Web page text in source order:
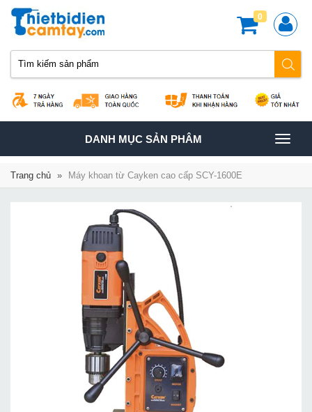
0
TOGGLE
NAVIGATION
DANH MỤC SẢN PHÂM
Trang chủ » Máy khoan từ Cayken cao cấp SCY-1600E